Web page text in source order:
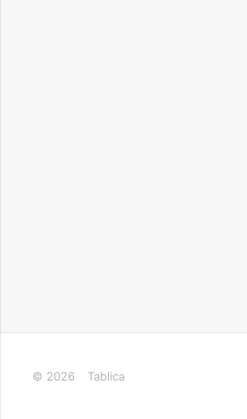
© 2026 Tablica